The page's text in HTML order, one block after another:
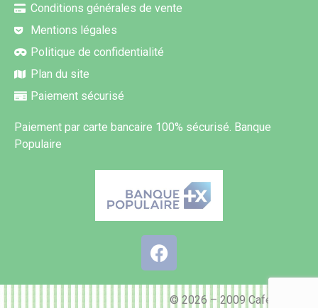
Conditions générales de vente
Mentions légales
Politique de confidentialité
Plan du site
Paiement sécurisé
Paiement par carte bancaire 100% sécurisé. Banque
Populaire
© 2026 – 2009 Cafés REMY